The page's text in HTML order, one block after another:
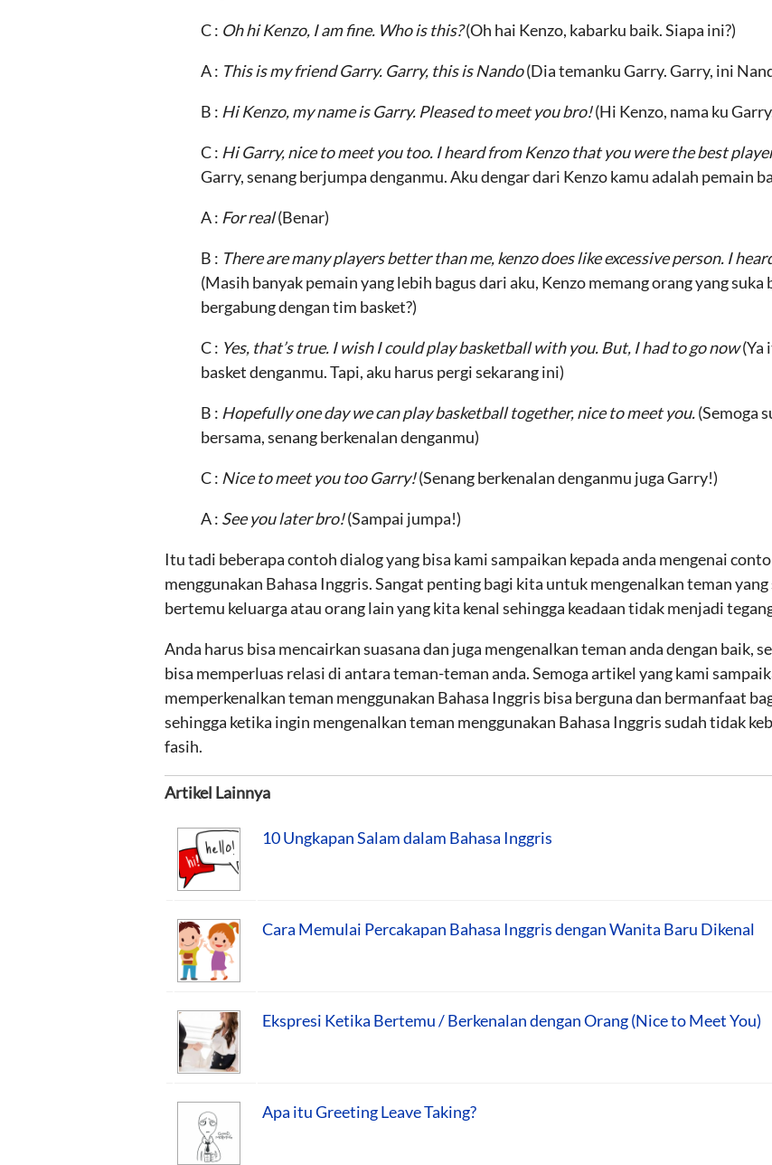
C : Oh hi Kenzo, I am fine. Who is this?(Oh hai Kenzo, kabarku baik. Siapa ini?)
A : This is my friend Garry. Garry, this is Nando(Dia temanku Garry. Garry, ini
B : Hi Kenzo, my name is Garry. Pleased to meet you bro!(Hi Kenzo, nama ku
C : Hi Garry, nice to meet you too. I heard from Kenzo that you were the best
Garry, senang berjumpa denganmu. Aku dengar dari Kenzo kamu adalah pemain
A : For real(Benar)
B : There are many players better than me, kenzo does like excessive person. I
(Masih banyak pemain yang lebih bagus dari aku, Kenzo memang orang yang
bergabung dengan tim basket?)
C : Yes, that’s true. I wish I could play basketball with you. But, I had to go now(Ya
basket denganmu. Tapi, aku harus pergi sekarang ini)
B : Hopefully one day we can play basketball together, nice to meet you.(Semoga
bersama, senang berkenalan denganmu)
C : Nice to meet you too Garry!(Senang berkenalan denganmu juga Garry!)
A : See you later bro!(Sampai jumpa!)
Itu tadi beberapa contoh dialog yang bisa kami sampaikan kepada anda mengenai
menggunakan Bahasa Inggris. Sangat penting bagi kita untuk mengenalkan teman
bertemu keluarga atau orang lain yang kita kenal sehingga keadaan tidak menjadi
Anda harus bisa mencairkan suasana dan juga mengenalkan teman anda dengan baik,
bisa memperluas relasi di antara teman-teman anda. Semoga artikel yang kami
memperkenalkan teman menggunakan Bahasa Inggris bisa berguna dan bermanfaat
sehingga ketika ingin mengenalkan teman menggunakan Bahasa Inggris sudah tidak
fasih.
Artikel Lainnya
10 Ungkapan Salam dalam Bahasa Inggris
Cara Memulai Percakapan Bahasa Inggris dengan Wanita Baru Dikenal
Ekspresi Ketika Bertemu / Berkenalan dengan Orang (Nice to Meet You)
Apa itu Greeting Leave Taking?